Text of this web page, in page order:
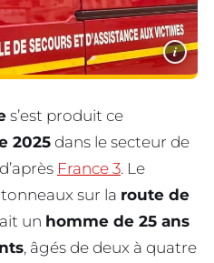
i
s’est produit ce
2025 dans le secteur de
France 3. Le
sur la route de
un homme de 25 ans
, âgés de deux à quatre